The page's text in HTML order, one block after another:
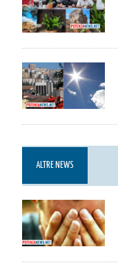
ALTRE NEWS